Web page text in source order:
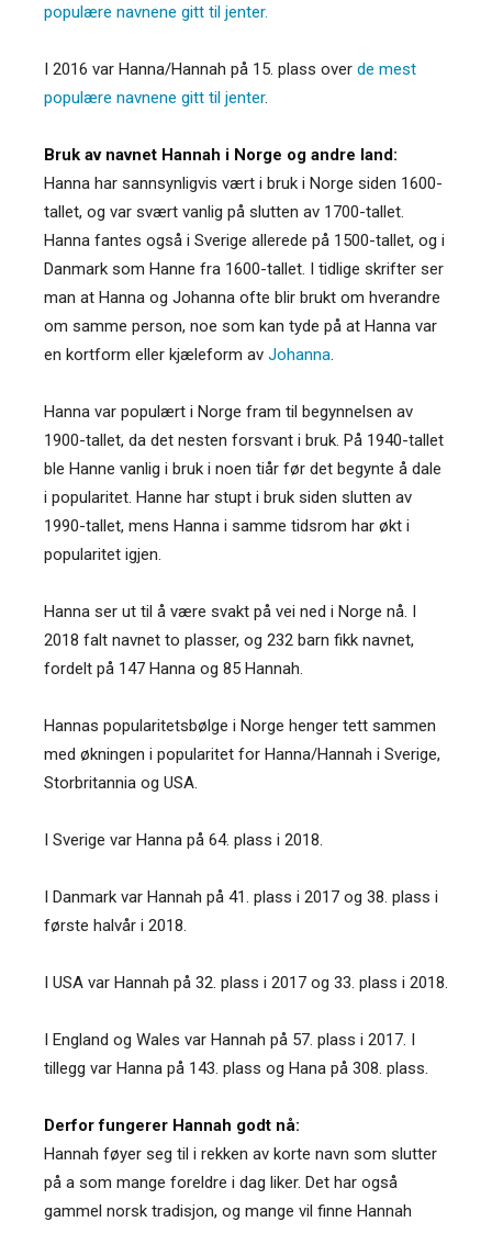
populære navnene gitt til jenter.
I 2016 var Hanna/Hannah på 15. plass over de mest
populære navnene gitt til jenter.
Bruk av navnet Hannah i Norge og andre land:
Hanna har sannsynligvis vært i bruk i Norge siden 1600-
tallet, og var svært vanlig på slutten av 1700-tallet.
Hanna fantes også i Sverige allerede på 1500-tallet, og i
Danmark som Hanne fra 1600-tallet. I tidlige skrifter ser
man at Hanna og Johanna ofte blir brukt om hverandre
om samme person, noe som kan tyde på at Hanna var
en kortform eller kjæleform av Johanna
Hanna var populært i Norge fram til begynnelsen av
1900-tallet, da det nesten forsvant i bruk. På 1940-tallet
ble Hanne vanlig i bruk i noen tiår før det begynte å dale
i popularitet. Hanne har stupt i bruk siden slutten av
1990-tallet, mens Hanna i samme tidsrom har økt i
popularitet igjen.
Hanna ser ut til å være svakt på vei ned i Norge nå. I
2018 falt navnet to plasser, og 232 barn fikk navnet,
fordelt på 147 Hanna og 85 Hannah.
Hannas popularitetsbølge i Norge henger tett sammen
med økningen i popularitet for Hanna/Hannah i Sverige,
Storbritannia og USA.
I Sverige var Hanna på 64. plass i 2018.
I Danmark var Hannah på 41. plass i 2017 og 38. plass i
første halvår i 2018.
I USA var Hannah på 32. plass i 2017 og 33. plass i 2018.
I England og Wales var Hannah på 57. plass i 2017. I
tillegg var Hanna på 143. plass og Hana på 308. plass.
Derfor fungerer Hannah godt nå:
Hannah føyer seg til i rekken av korte navn som slutter
på a som mange foreldre i dag liker. Det har også
gammel norsk tradisjon, og mange vil finne Hannah